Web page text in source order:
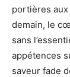
portières
demain, le
sans
appétences
saveur fade